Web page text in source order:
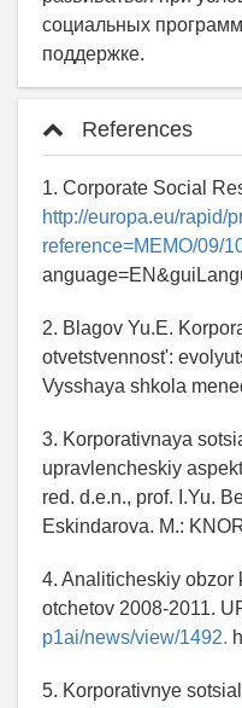
социальных
поддержке.
References
1. Corporate Social
http://europa.eu/rapid/
reference=MEMO/09/
2. Blagov Yu.E.
otvetstvennost':
Vysshaya shkola
3. Korporativnaya
upravlencheskiy
red. d.e.n., prof. I.Yu.
Eskindarova. M.:
4. Analiticheskiy obzor
otchetov 2008-2011.
p1ai/news/view/1492.
5. Korporativnye